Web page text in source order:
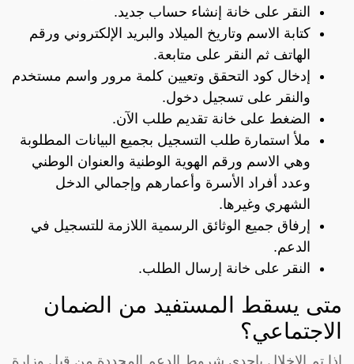
النقر على خانة إنشاء حساب جديد.
كتابة الاسم وتاريخ الميلاد والبريد الإلكتروني ورقم
الهاتف ثم النقر على متابعة.
إدخال كود التحقق وتعيين كلمة مرور واسم مستخدم
والنقر على تسجيل دخول.
الضغط على خانة تقديم طلب الآن.
ملأ استمارة طلب التسجيل بجميع البيانات المطلوبة
وهي الاسم ورقم الهوية الوطنية والعنوان الوطني
وعدد أفراد الأسرة وأعمارهم وإجمالي الدخل
الشهري وغيرها.
إرفاق جميع الوثائق الرسمية اللازمة للتسجيل في
الدعم.
النقر على خانة إرسال الطلب.
متى يسقط المستفيد من الضمان
الاجتماعي؟